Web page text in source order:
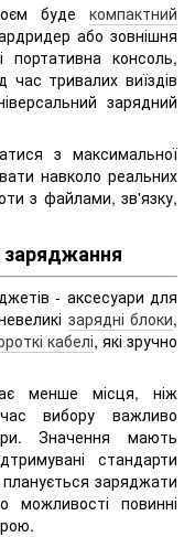
буде компактний
або зовнішня
консоль,
час тривалих виїздів
зарядний
з максимальної
навколо реальних
з файлами, зв'язку,
заряджання
- аксесуари для
зарядні блоки,
кабелі, які зручно
менше місця, ніж
вибору важливо
Значення мають
стандарти
заряджати
можливості повинні